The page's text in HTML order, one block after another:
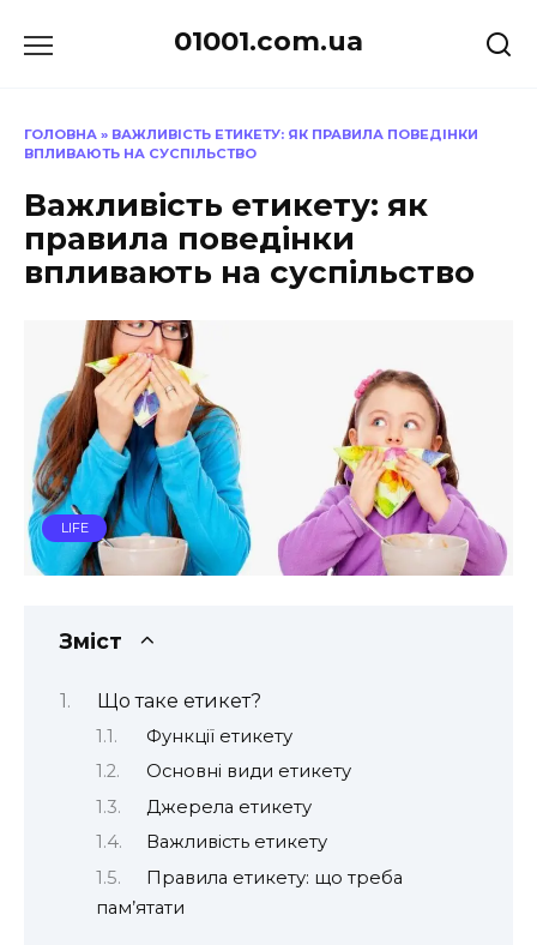
до
01001.com.ua
ГОЛОВНА » ВАЖЛИВІСТЬ ЕТИКЕТУ: ЯК ПРАВИЛА ПОВЕДІНКИ
ВПЛИВАЮТЬ НА СУСПІЛЬСТВО
Важливість етикету: як
правила поведінки
впливають на суспільство
LIFE
Зміст
Що таке етикет?
Функції етикету
Основні види етикету
Джерела етикету
Важливість етикету
Правила етикету: що треба
пам’ятати